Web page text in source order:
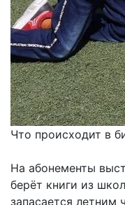
Что происходит в
На абонементы
берёт книги из
запасается летним